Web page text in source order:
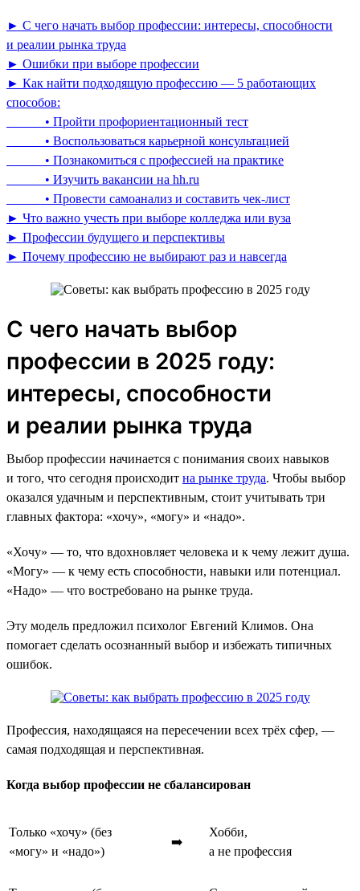
► С чего начать выбор профессии: интересы, способности
и реалии рынка труда
► Ошибки при выборе профессии
► Как найти подходящую профессию — 5 работающих
способов:
• Пройти профориентационный тест
• Воспользоваться карьерной консультацией
• Познакомиться с профессией на практике
• Изучить вакансии на hh.ru
• Провести самоанализ и составить чек-лист
► Что важно учесть при выборе колледжа или вуза
► Профессии будущего и перспективы
► Почему профессию не выбирают раз и навсегда
С чего начать выбор
профессии в 2025 году:
интересы, способности
и реалии рынка труда
Выбор профессии начинается с понимания своих навыков
и того, что сегодня происходит на рынке труда. Чтобы выбор
оказался удачным и перспективным, стоит учитывать три
главных фактора: «хочу», «могу» и «надо».
«Хочу» — то, что вдохновляет человека и к чему лежит душа.
«Могу» — к чему есть способности, навыки или потенциал.
«Надо» — что востребовано на рынке труда.
Эту модель предложил психолог Евгений Климов. Она
помогает сделать осознанный выбор и избежать типичных
ошибок.
Профессия, находящаяся на пересечении всех трёх сфер, —
самая подходящая и перспективная.
Когда выбор профессии не сбалансирован
Только «хочу» (без
«могу» и «надо»)
➡️
Хобби,
а не профессия